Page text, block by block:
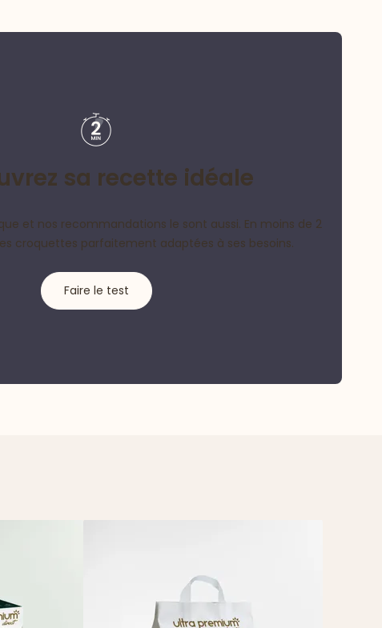
sa recette idéale
et nos recommandations le sont aussi. En moins de 2
croquettes parfaitement adaptées à ses besoins.
Faire le test